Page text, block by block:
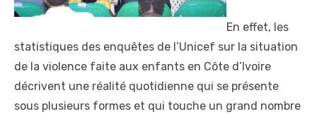
En effet, les
statistiques des enquêtes de l’Unicef sur la situation
de la violence faite aux enfants en Côte d’Ivoire
décrivent une réalité quotidienne qui se présente
sous plusieurs formes et qui touche un grand nombre